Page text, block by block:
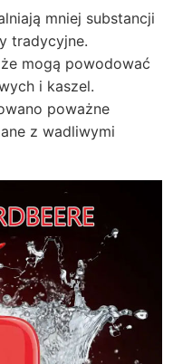
mniej substancji
tradycyjne.
mogą powodować
i kaszel.
poważne
z wadliwymi